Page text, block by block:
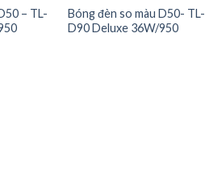
– TL-
Bóng đèn so màu D50- TL-
D90 Deluxe 36W/950